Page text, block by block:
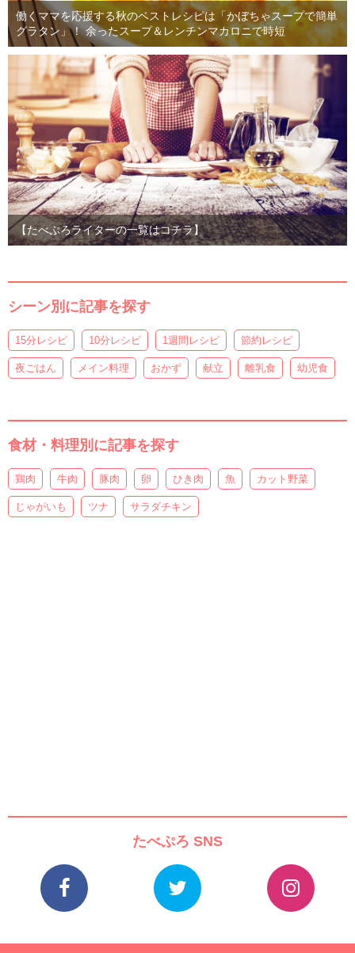
働くママを応援する秋のベストレシピは「かぼちゃスープで簡単
グラタン」！ 余ったスープ＆レンチンマカロニで時短
【たべぷろライターの一覧はコチラ】
シーン別に記事を探す
15分レシピ 10分レシピ 1週間レシピ 節約レシピ
夜ごはん メイン料理 おかず 献立 離乳食 幼児食
食材・料理別に記事を探す
鶏肉 牛肉 豚肉 卵 ひき肉 魚 カット野菜
じゃがいも ツナ サラダチキン
たべぷろ SNS